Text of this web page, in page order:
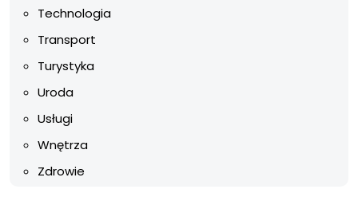
Technologia
Transport
Turystyka
Uroda
Usługi
Wnętrza
Zdrowie